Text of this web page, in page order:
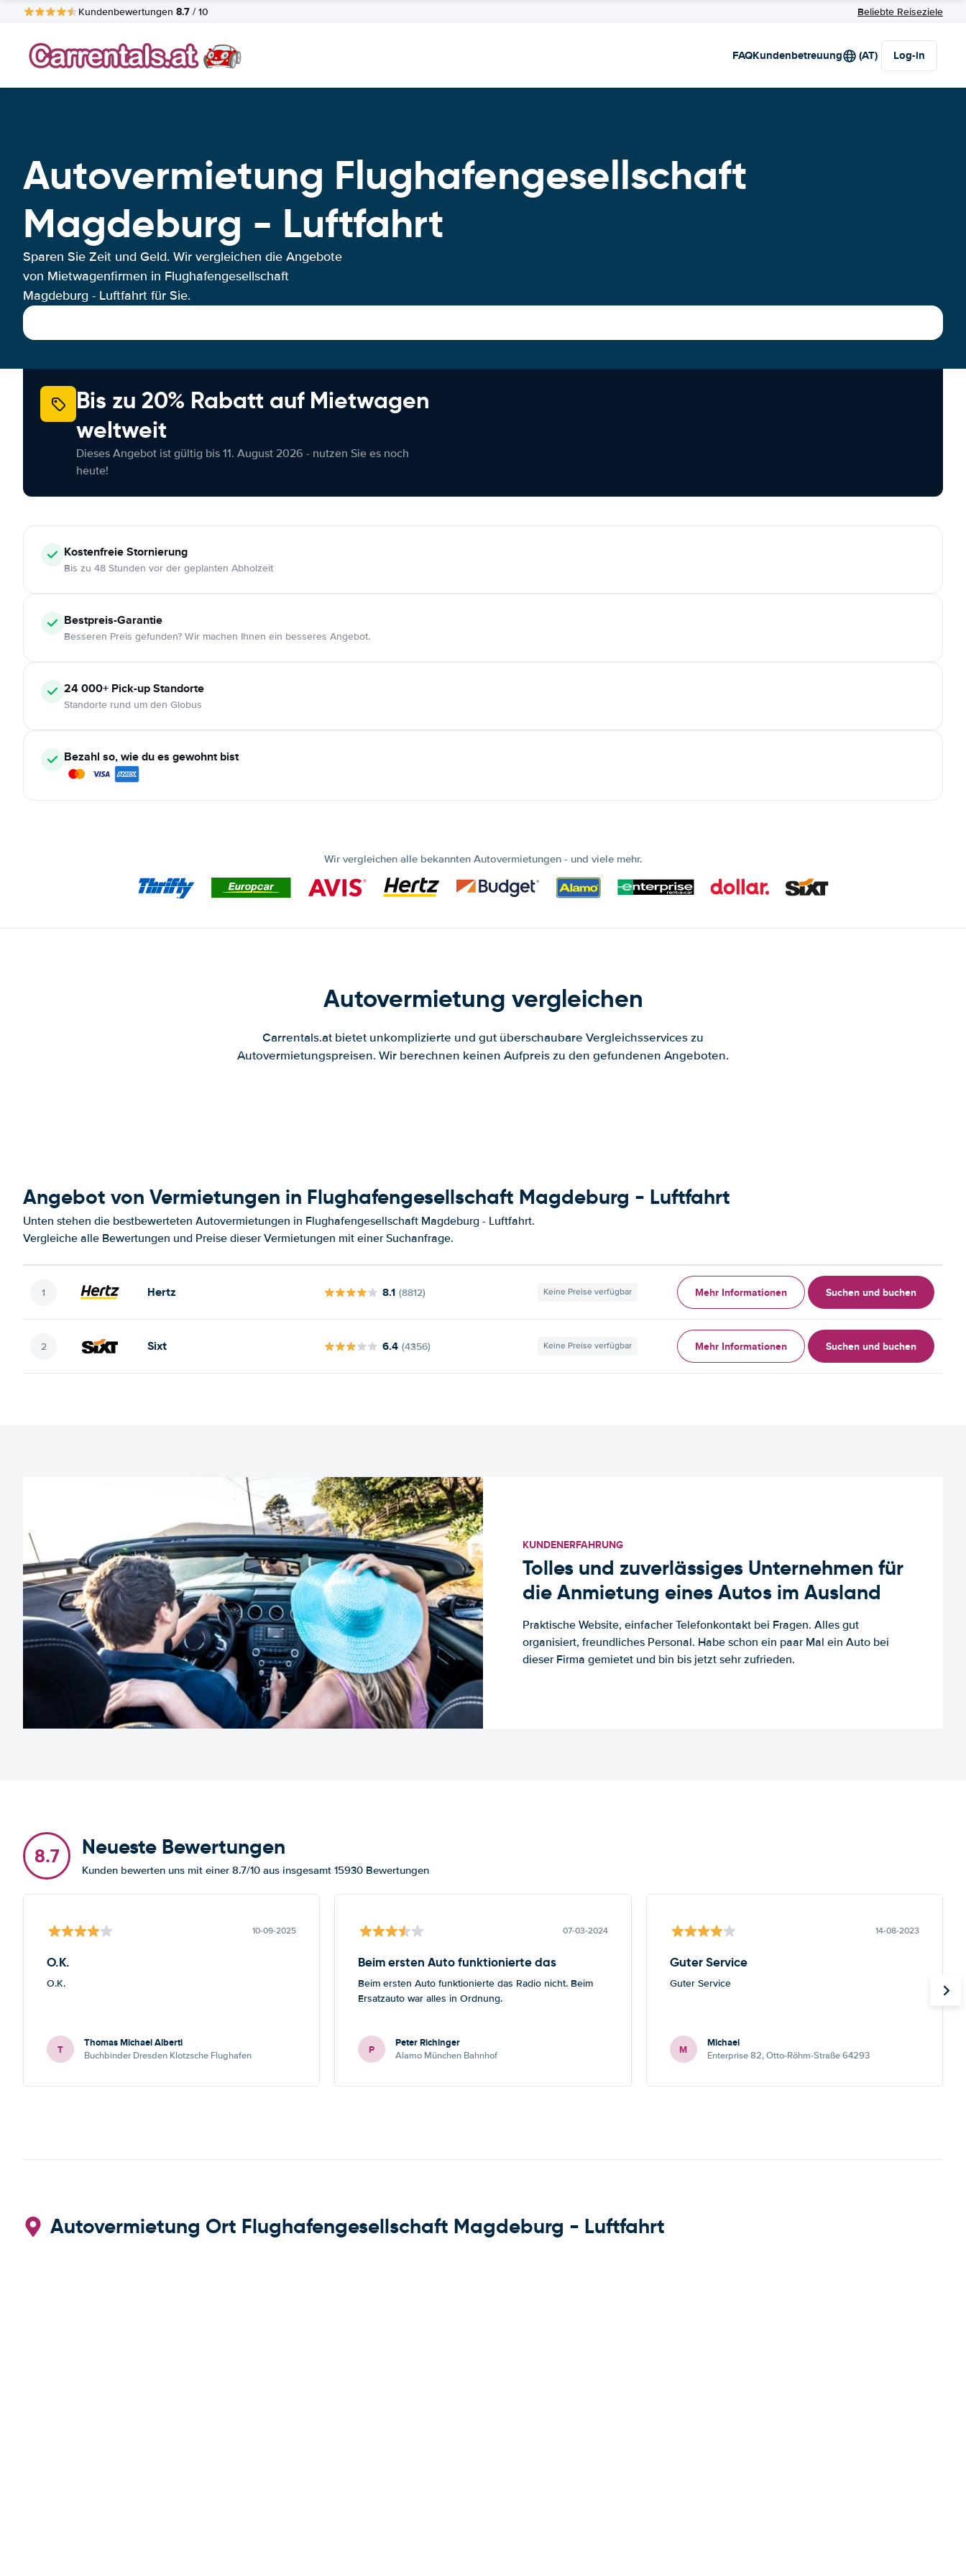
Kundenbewertungen 8.7 / 10 Beliebte Reiseziele
FAQKundenbetreuung (AT) Log-in
Autovermietung Flughafengesellschaft
Magdeburg - Luftfahrt
Sparen Sie Zeit und Geld. Wir vergleichen die Angebote
von Mietwagenfirmen in Flughafengesellschaft
Magdeburg - Luftfahrt für Sie.
Bis zu 20% Rabatt auf Mietwagen
weltweit
Dieses Angebot ist gültig bis 11. August 2026 - nutzen Sie es noch
heute!
KostenfreieStornierung
Bis zu 48 Stunden vor der geplanten Abholzeit
Bestpreis-Garantie
Besseren Preis gefunden? Wir machen Ihnen ein besseres Angebot.
24 000+ Pick-up Standorte
Standorte rund um den Globus
Bezahl so, wie du es gewohnt bist
Wir vergleichen alle bekannten Autovermietungen - und viele mehr.
Autovermietung vergleichen
Carrentals.at bietet unkomplizierte und gut überschaubare Vergleichsservices zu
Autovermietungspreisen. Wir berechnen keinen Aufpreis zu den gefundenen Angeboten.
Angebot von Vermietungen in Flughafengesellschaft Magdeburg - Luftfahrt
Unten stehen die bestbewerteten Autovermietungen in Flughafengesellschaft Magdeburg - Luftfahrt.
Vergleiche alle Bewertungen und Preise dieser Vermietungen mit einer Suchanfrage.
Hertz 8.1 (8812) Keine Preise verfügbar Mehr Informationen Suchen und buchen
Sixt 6.4 (4356) Keine Preise verfügbar Mehr Informationen Suchen und buchen
KUNDENERFAHRUNG
Tolles und zuverlässiges Unternehmen für
die Anmietung eines Autos im Ausland
Praktische Website, einfacher Telefonkontakt bei Fragen. Alles gut
organisiert, freundliches Personal. Habe schon ein paar Mal ein Auto bei
dieser Firma gemietet und bin bis jetzt sehr zufrieden.
8.7 Neueste Bewertungen
Kunden bewerten uns mit einer 8.7/10 aus insgesamt 15930 Bewertungen
10-09-2025
O.K.
O.K.
T Thomas Michael Alberti
Buchbinder Dresden Klotzsche Flughafen
07-03-2024
Beim ersten Auto funktionierte das
Beim ersten Auto funktionierte das Radio nicht. Beim
Ersatzauto war alles in Ordnung.
P Peter Richinger
Alamo München Bahnhof
14-08-2023
Guter Service
Guter Service
M Michael
Enterprise 82, Otto-Röhm-Straße 64293
Autovermietung Ort Flughafengesellschaft Magdeburg - Luftfahrt